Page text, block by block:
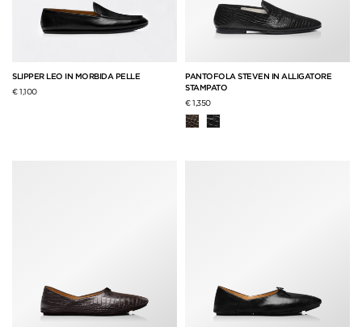
SLIPPER LEO IN MORBIDA PELLE
€ 1,100
PANTOFOLA STEVEN IN ALLIGATORE
STAMPATO
€ 1,350